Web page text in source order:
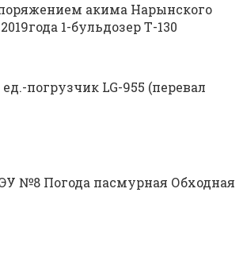
акима Нарынского
1-бульдозер Т-130
погрузчик LG-955 (перевал
№8 Погода пасмурная Обходная